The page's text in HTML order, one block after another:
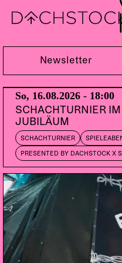
Sa, 23.02.2019
Newsletter
So, 16.08.2026 - 18:00
SCHACHTURNIER
JUBILÄUM
SCHACHTURNIER
PRESENTED BY DACHSTOCK X